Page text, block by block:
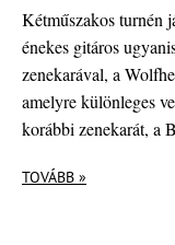
Kétműszakos turnén
énekes gitáros
zenekarával, a
amelyre különleges
korábbi zenekarát, a
TOVÁBB »